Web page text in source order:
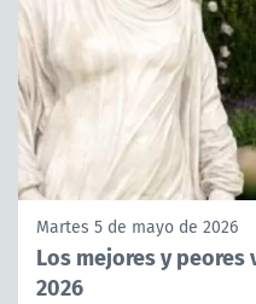
Martes 5 de mayo de 2026
Los mejores y peores
2026